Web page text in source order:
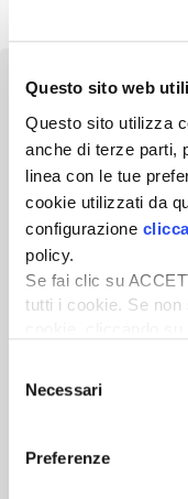
Questo sito web
Questo sito utilizza
anche di terze parti,
linea con le tue
cookie utilizzati da
configurazione
policy.
Se fai clic su
tutti i cookie. Se non
desideri accettare
delNecessari
Preferenze
Scopri un servizio